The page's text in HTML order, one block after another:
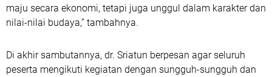
maju secara ekonomi, tetapi juga unggul dalam karakter dan
nilai-nilai budaya,” tambahnya.
Di akhir sambutannya, dr. Sriatun berpesan agar seluruh
peserta mengikuti kegiatan dengan sungguh-sungguh dan